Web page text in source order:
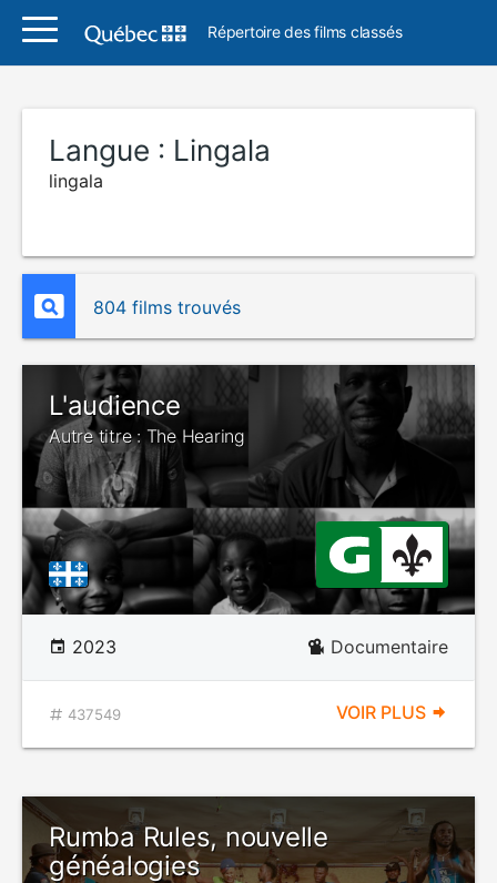
Répertoire des films classés
Langue : Lingala
lingala
804 films trouvés
L'audience
Autre titre : The Hearing
2023 Documentaire
437549 VOIR PLUS
Rumba Rules, nouvelle
généalogies